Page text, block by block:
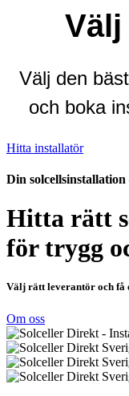
Välj den
och boka
Hitta installatör
Din
Hitta rätt
för trygg
Välj rätt leverantör och få
Om oss